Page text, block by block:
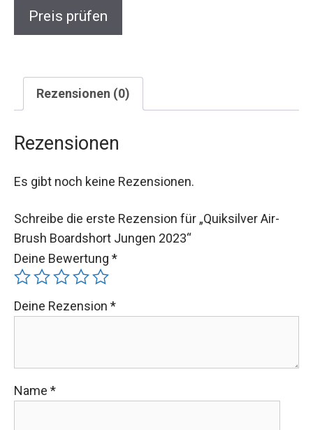
Preis prüfen
Rezensionen (0)
Rezensionen
Es gibt noch keine Rezensionen.
Schreibe die erste Rezension für „Quiksilver Air-
Brush Boardshort Jungen 2023“
Deine Bewertung *
Deine Rezension *
Name *